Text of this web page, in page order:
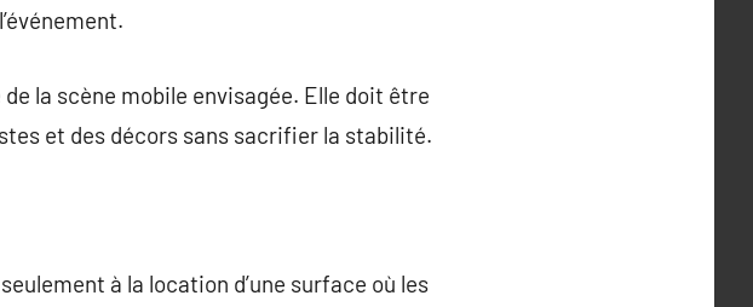
la scène mobile envisagée. Elle doit être
et des décors sans sacrifier la stabilité.
à la location d’une surface où les